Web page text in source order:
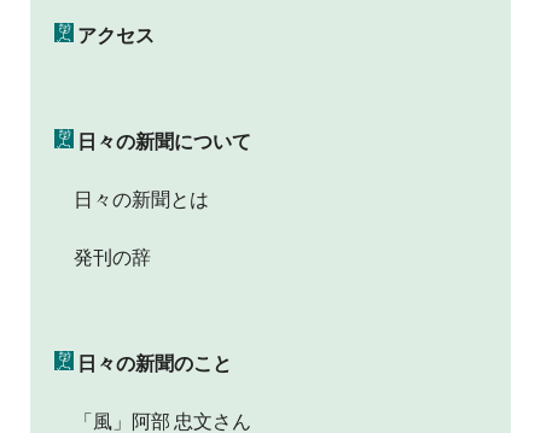
アクセス
日々の新聞について
日々の新聞とは
発刊の辞
日々の新聞のこと
「風」阿部 忠文さん